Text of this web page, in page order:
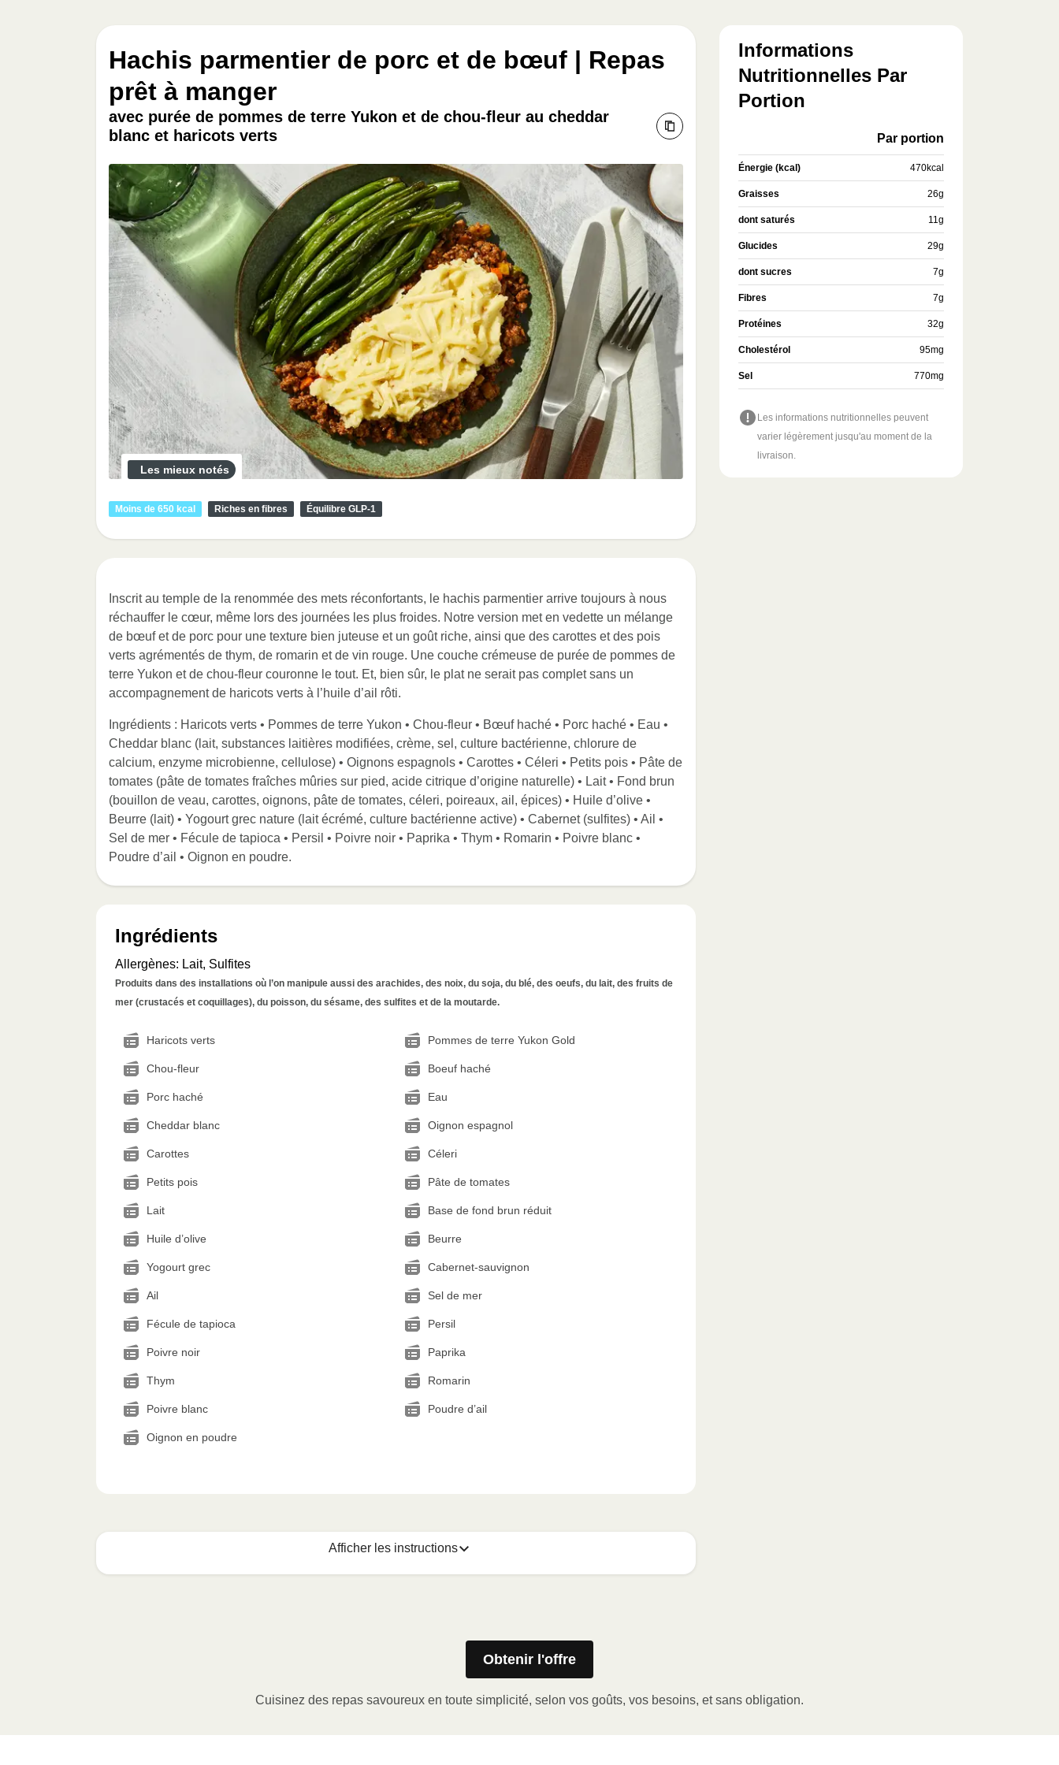
Hachis parmentier de porc et de bœuf | Repas
prêt à manger
avec purée de pommes de terre Yukon et de chou-fleur au cheddar
blanc et haricots verts
Les mieux notés
Moins de 650 kcal Riches en fibres Équilibre GLP-1
Inscrit au temple de la renommée des mets réconfortants, le hachis parmentier arrive toujours à nous
réchauffer le cœur, même lors des journées les plus froides. Notre version met en vedette un mélange
de bœuf et de porc pour une texture bien juteuse et un goût riche, ainsi que des carottes et des pois
verts agrémentés de thym, de romarin et de vin rouge. Une couche crémeuse de purée de pommes de
terre Yukon et de chou-fleur couronne le tout. Et, bien sûr, le plat ne serait pas complet sans un
accompagnement de haricots verts à l’huile d’ail rôti.
Ingrédients : Haricots verts • Pommes de terre Yukon • Chou-fleur • Bœuf haché • Porc haché • Eau •
Cheddar blanc (lait, substances laitières modifiées, crème, sel, culture bactérienne, chlorure de
calcium, enzyme microbienne, cellulose) • Oignons espagnols • Carottes • Céleri • Petits pois • Pâte de
tomates (pâte de tomates fraîches mûries sur pied, acide citrique d’origine naturelle) • Lait • Fond brun
(bouillon de veau, carottes, oignons, pâte de tomates, céleri, poireaux, ail, épices) • Huile d’olive •
Beurre (lait) • Yogourt grec nature (lait écrémé, culture bactérienne active) • Cabernet (sulfites) • Ail •
Sel de mer • Fécule de tapioca • Persil • Poivre noir • Paprika • Thym • Romarin • Poivre blanc •
Poudre d’ail • Oignon en poudre.
Ingrédients
Allergènes: Lait, Sulfites
Produits dans des installations où l’on manipule aussi des arachides, des noix, du soja, du blé, des oeufs, du lait, des fruits de
mer (crustacés et coquillages), du poisson, du sésame, des sulfites et de la moutarde.
Haricots verts Pommes de terre Yukon Gold
Chou-fleur Boeuf haché
Porc haché Eau
Cheddar blanc Oignon espagnol
Carottes Céleri
Petits pois Pâte de tomates
Lait Base de fond brun réduit
Huile d’olive Beurre
Yogourt grec Cabernet-sauvignon
Ail Sel de mer
Fécule de tapioca Persil
Poivre noir Paprika
Thym Romarin
Poivre blanc Poudre d’ail
Oignon en poudre
Afficher les instructions
Voici quoi faire :
Ôter le manchon de carton, puis soulever le coin de la pellicule de plastique et retirer le gobelet
à portion (le cas échéant) ou percer la pellicule de plastique.
Informations
Nutritionnelles Par
Portion
Par portion
Énergie (kcal) 470kcal
Graisses 26g
dont saturés 11g
Glucides 29g
dont sucres 7g
Fibres 7g
Protéines 32g
Cholestérol 95mg
Sel 770mg
Les informations nutritionnelles peuvent
varier légèrement jusqu'au moment de la
livraison.
Obtenir l'offre
Cuisinez des repas savoureux en toute simplicité, selon vos goûts, vos besoins, et sans obligation.